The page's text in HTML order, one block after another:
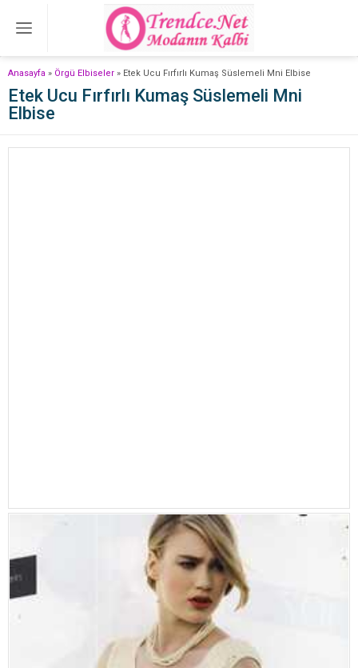
Anasayfa » Örgü Elbiseler » Etek Ucu Fırfırlı Kumaş Süslemeli Mni Elbise
Etek Ucu Fırfırlı Kumaş Süslemeli Mni
Elbise